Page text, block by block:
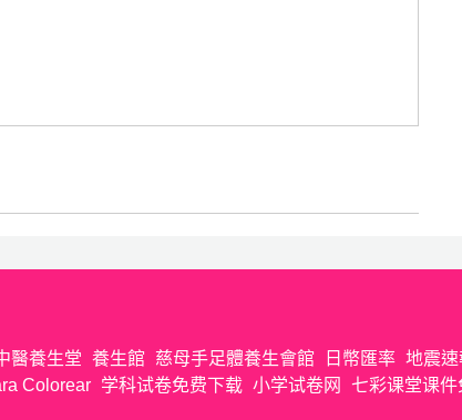
醫養生堂 養生館 慈母手足體養生會館 日幣匯率 地震速
Colorear 学科试卷免费下载 小学试卷网 七彩课堂课件